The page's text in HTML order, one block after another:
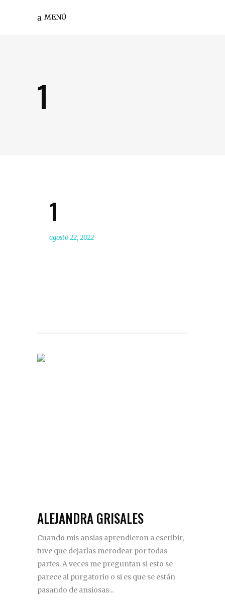
MENÚ
1
1
agosto 22, 2022
ALEJANDRA GRISALES
Cuando mis ansias aprendieron a escribir,
tuve que dejarlas merodear por todas
partes. A veces me preguntan si esto se
parece al purgatorio o si es que se están
pasando de ansiosas...